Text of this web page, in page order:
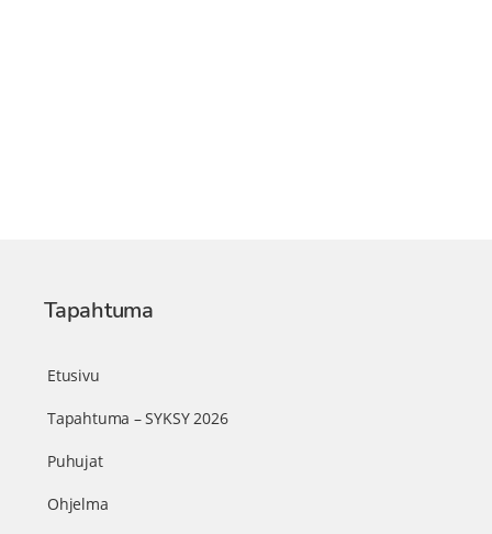
Tapahtuma
Etusivu
Tapahtuma – SYKSY 2026
Puhujat
Ohjelma